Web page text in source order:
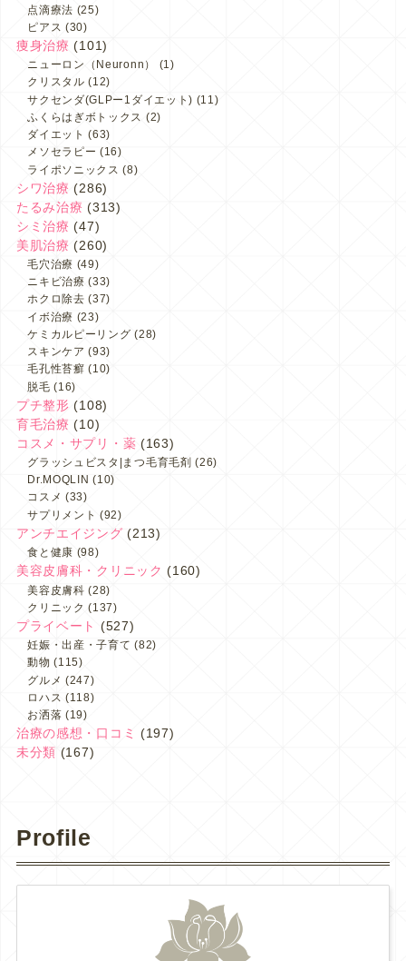
点滴療法 (25)
ピアス (30)
痩身治療 (101)
ニューロン（Neuronn）
(1)
クリスタル (12)
サクセンダ(GLPー1ダイエット) (11)
ふくらはぎボトックス (2)
ダイエット (63)
メソセラピー (16)
ライポソニックス (8)
シワ治療 (286)
たるみ治療 (313)
シミ治療 (47)
美肌治療 (260)
毛穴治療 (49)
ニキビ治療 (33)
ホクロ除去 (37)
イボ治療 (23)
ケミカルピーリング (28)
スキンケア (93)
毛孔性苔癬 (10)
脱毛 (16)
プチ整形 (108)
育毛治療 (10)
コスメ・サプリ・薬 (163)
グラッシュビスタ|まつ毛育毛剤 (26)
Dr.MOQLIN (10)
コスメ (33)
サプリメント (92)
アンチエイジング (213)
食と健康 (98)
美容皮膚科・クリニック (160)
美容皮膚科 (28)
クリニック (137)
プライベート (527)
妊娠・出産・子育て (82)
動物 (115)
グルメ (247)
ロハス (118)
お洒落 (19)
治療の感想・口コミ
(197)
未分類 (167)
Profile